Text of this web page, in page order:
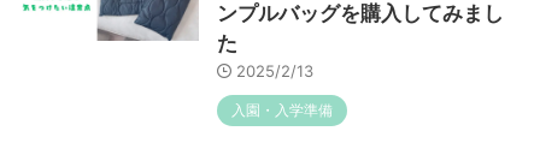
ンプルバッグを購入してみまし
た
2025/2/13
入園・入学準備